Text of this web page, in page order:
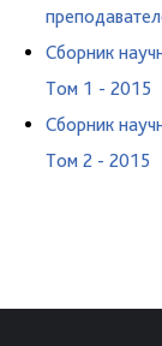
Сборник
Том 1 - 2015
Сборник
Том 2 - 2015